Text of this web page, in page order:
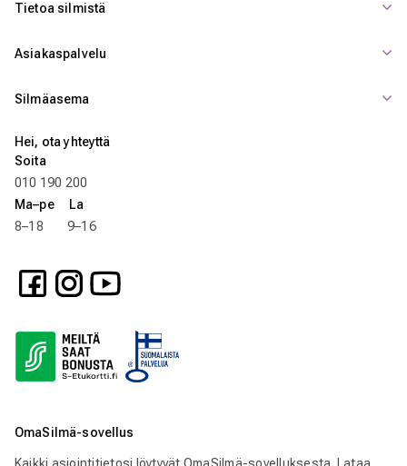
Tietoa silmistä
Asiakaspalvelu
Silmäasema
Hei, ota yhteyttä
Soita
010 190 200
Ma–pe La
8–18 9–16
OmaSilmä-sovellus